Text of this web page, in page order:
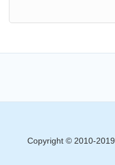
Copyright © 2010-2019